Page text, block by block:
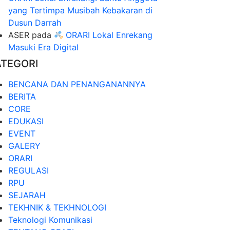
yang Tertimpa Musibah Kebakaran di
Dusun Darrah
ASER pada
ORARI Lokal Enrekang
Masuki Era Digital
BENCANA DAN PENANGANANNYA
BERITA
CORE
EDUKASI
EVENT
GALERY
ORARI
REGULASI
RPU
SEJARAH
TEKHNIK & TEKHNOLOGI
Teknologi Komunikasi